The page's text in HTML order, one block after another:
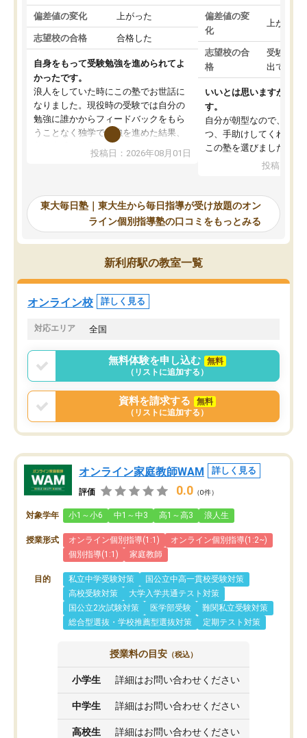
偏差値の変化 上がった
志望校の合格 合格した
自身をもって受験勉強を進められてよ
かったです。
浪人をしていた時にこの塾でお世話に
なりました。現役時の受験では自分の
勉強に誰かからフィードバックをもら
うことなく独学で勉強を進めた結果、
入試本番に地歴の学習が間に合わず不
合格となってしまいました。その経験
東大毎日塾にたどり着きました。学習
の長期計画や日々の勉強のやり方につ
いて客観的なアドバイスをいただけた
ので、自信をもって受験勉強を進める
ことができました。自分のように勉強
のやり方や進捗管理で苦労している方
には特におすすめしたい塾です。
投稿日：2026年08月01日
偏差値の変
化
上がった
志望校の合
格
受験して
出ていな
いいとは思いますが、料
す。
自分が朝型なので、自習
つ、手助けしてくれる設
この塾を選びました。
投稿日：
東大毎日塾｜東大生から毎日指導が受け放題のオン
ライン個別指導塾の口コミをもっとみる
新利府駅の教室一覧
オンライン校 詳しく見る
対応エリア 全国
無料体験を申し込む
無料
（リストに追加する）
資料を請求する
無料
（リストに追加する）
オンライン家庭教師WAM 詳しく見る
評価 0.0 （0件）
対象学年 小1～小6 中1～中3 高1～高3 浪人生
授業形式 オンライン個別指導(1:1)
オンライン個別指導(1:2~)
個別指導(1:1)
家庭教師
目的 私立中学受験対策
国公立中高一貫校受験対策
高校受験対策
大学入学共通テスト対策
国公立2次試験対策
医学部受験
難関私立受験対策
総合型選抜・学校推薦型選抜対策
定期テスト対策
授業料の目安 （税込）
小学生 詳細はお問い合わせください
中学生 詳細はお問い合わせください
高校生 詳細はお問い合わせください